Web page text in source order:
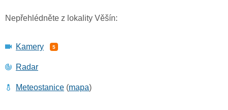
Nepřehlédněte z lokality Věšín:
Kamery 5
Radar
Meteostanice (mapa)